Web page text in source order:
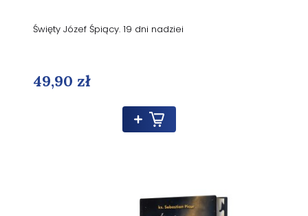
Święty Józef Śpiący. 19 dni nadziei
49,90 zł